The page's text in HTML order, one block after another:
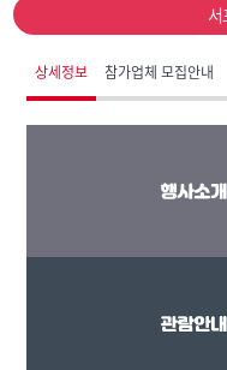
상세정보 참가업체 모집안내